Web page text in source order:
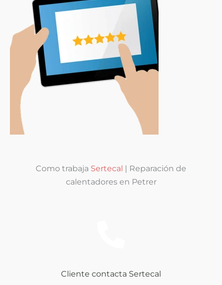
Como trabaja Sertecal | Reparación de
calentadores en Petrer
Cliente contacta Sertecal